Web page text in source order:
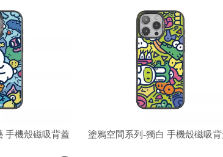
塗鴉空間系列-夢囈 手機殼磁吸背蓋 塗鴉空間系列-獨白 手機殼磁